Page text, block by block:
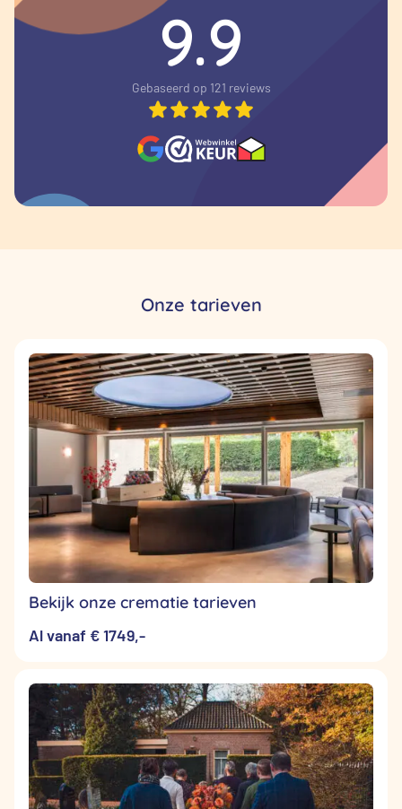
9.9
Gebaseerd op 121 reviews
Onze tarieven
Bekijk onze crematie tarieven
Al vanaf € 1749,-